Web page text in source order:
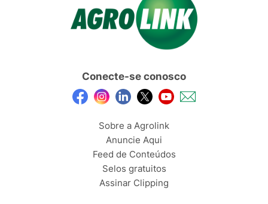
Conecte-se conosco
Sobre a Agrolink
Anuncie Aqui
Feed de Conteúdos
Selos gratuitos
Assinar Clipping